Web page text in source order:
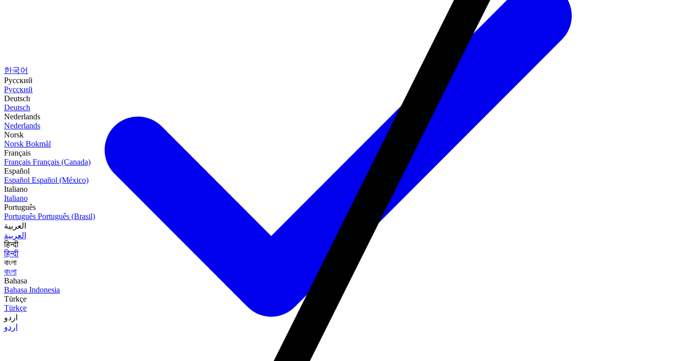
한국어
Русский
Русский
Deutsch
Deutsch
Nederlands
Nederlands
Norsk
Norsk Bokmål
Français
Français Français (Canada)
Español
Español Español (México)
Italiano
Italiano
Português
Português Português (Brasil)
العربية
العربية
हिन्दी
हिन्दी
বাংলা
বাংলা
Bahasa
Bahasa Indonesia
Türkçe
Türkçe
اردو
اردو